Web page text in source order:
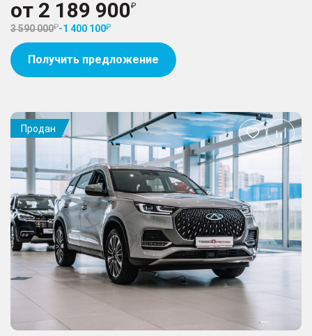
от 2 189 900
3 590 000 -1 400 100
Получить предложение
Продан
Добавить
в